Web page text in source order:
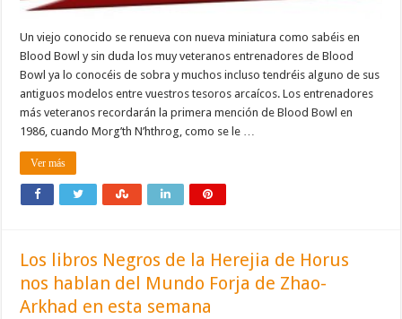
Un viejo conocido se renueva con nueva miniatura como sabéis en
Blood Bowl y sin duda los muy veteranos entrenadores de Blood
Bowl ya lo conocéis de sobra y muchos incluso tendréis alguno de sus
antiguos modelos entre vuestros tesoros arcaícos. Los entrenadores
más veteranos recordarán la primera mención de Blood Bowl en
1986, cuando Morg’th N’hthrog, como se le …
Ver más
Los libros Negros de la Herejia de Horus
nos hablan del Mundo Forja de Zhao-
Arkhad en esta semana